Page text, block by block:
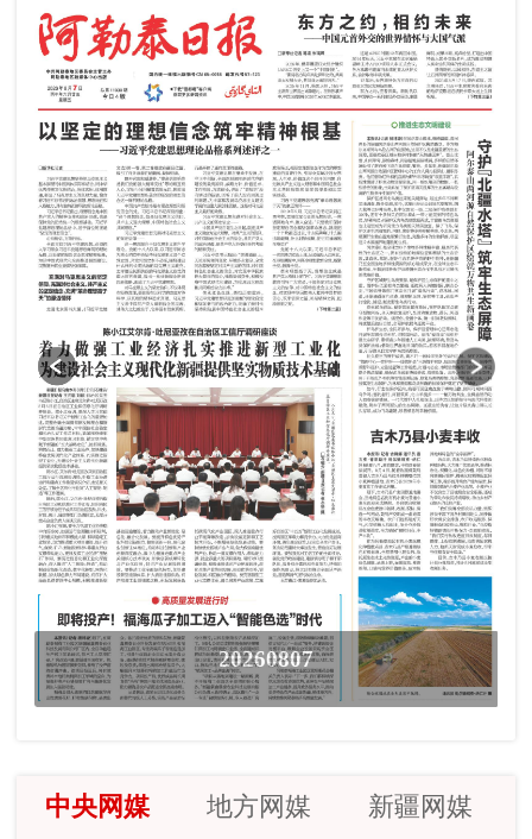
20260807
中央网媒 地方网媒 新疆网媒